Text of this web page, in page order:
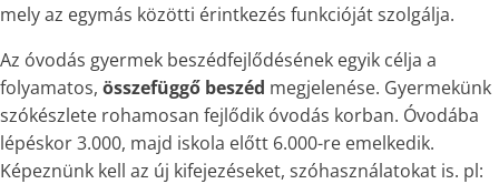
mely az egymás közötti érintkezés funkcióját szolgálja.
Az óvodás gyermek beszédfejlődésének egyik célja a
folyamatos, összefüggő beszéd megjelenése. Gyermekünk
szókészlete rohamosan fejlődik óvodás korban. Óvodába
lépéskor 3.000, majd iskola előtt 6.000-re emelkedik.
Képeznünk kell az új kifejezéseket, szóhasználatokat is. pl: